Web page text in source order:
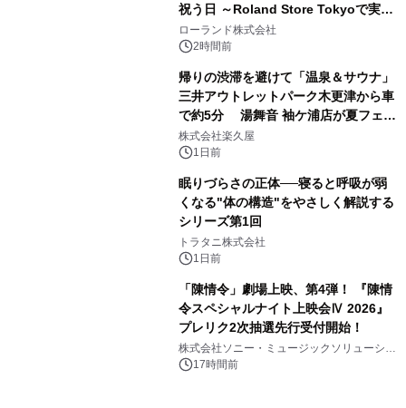
祝う日 ～Roland Store Tokyoで実機
を展示しての 記念キャンペーンを開
催 英国ラジオ「NTS」の 特別プログ
アーティストを フィーチャーしたアニ
メーションを公開～
ローランド株式会社
2時間前
帰りの渋滞を避けて「温泉＆サウナ」
三井アウトレットパーク木更津から車
で約5分 湯舞音 袖ケ浦店が夏フェア
メニューを提供
株式会社楽久屋
1日前
眠りづらさの正体──寝ると呼吸が弱
くなる"体の構造"をやさしく解説する
シリーズ第1回
トラタニ株式会社
1日前
「陳情令」劇場上映、第4弾！ 『陳情
令スペシャルナイト上映会Ⅳ 2026』
プレリク2次抽選先行受付開始！
株式会社ソニー・ミュージックソリューショ
ンズ17時間前